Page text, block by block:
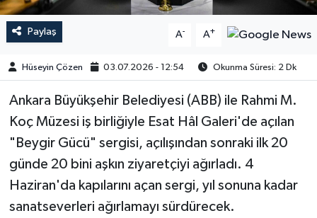
Paylaş A- A+
Hüseyin Çözen 03.07.2026 - 12:54 Okunma Süresi: 2 Dk
Ankara Büyükşehir Belediyesi (ABB) ile Rahmi M.
Koç Müzesi iş birliğiyle Esat Hâl Galeri'de açılan
"Beygir Gücü" sergisi, açılışından sonraki ilk 20
günde 20 bini aşkın ziyaretçiyi ağırladı. 4
Haziran'da kapılarını açan sergi, yıl sonuna kadar
sanatseverleri ağırlamayı sürdürecek.